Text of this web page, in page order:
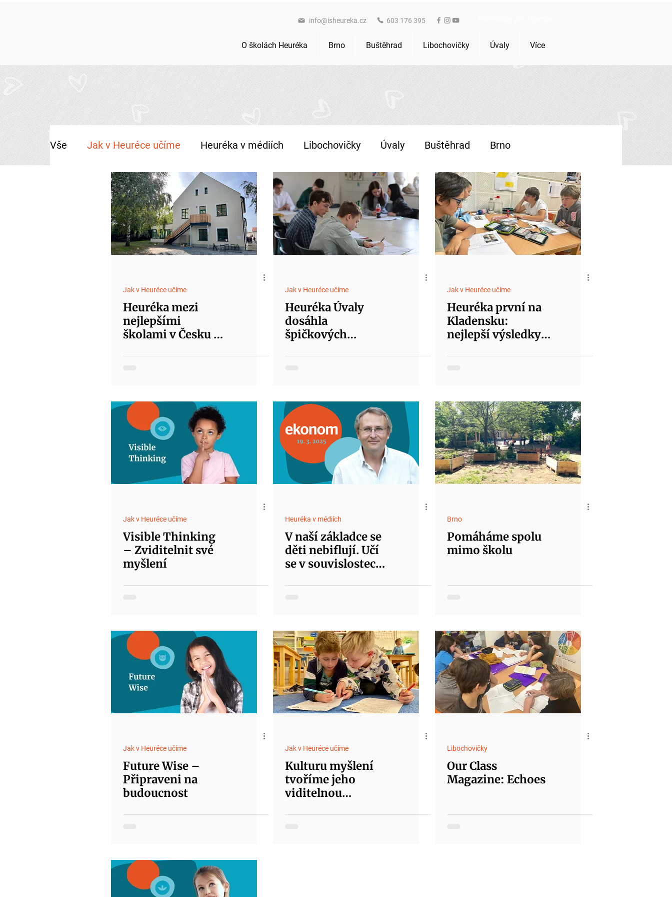
info@isheureka.cz 603 176 395
O školách Heuréka Brno Buštěhrad Libochovičky Úvaly Více
Vše Jak v Heuréce učíme Heuréka v médiích Libochovičky Úvaly Buštěhrad Brno
Jak v Heuréce učíme
Heuréka mezi
nejlepšími
školami v Česku v
Jak v Heuréce učíme
Heuréka Úvaly
dosáhla
špičkových
Jak v Heuréce učíme
Heuréka první na
Kladensku:
nejlepší výsledky
Jak v Heuréce učíme
Visible Thinking
– Zviditelnit své
myšlení
Heuréka v médiích
V naší základce se
děti nebiflují. Učí
se v souvislostech
Brno
Pomáháme spolu
mimo školu
Jak v Heuréce učíme
Future Wise –
Připraveni na
budoucnost
Jak v Heuréce učíme
Kulturu myšlení
tvoříme jeho
viditelnou
Libochovičky
Our Class
Magazine: Echoes